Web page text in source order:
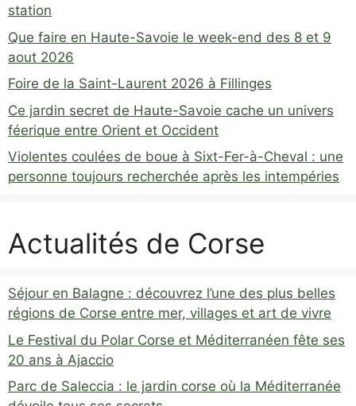
station
Que faire en Haute-Savoie le week-end des 8 et 9
aout 2026
Foire de la Saint-Laurent 2026 à Fillinges
Ce jardin secret de Haute-Savoie cache un univers
féerique entre Orient et Occident
Violentes coulées de boue à Sixt-Fer-à-Cheval : une
personne toujours recherchée après les intempéries
Actualités de Corse
Séjour en Balagne : découvrez l’une des plus belles
régions de Corse entre mer, villages et art de vivre
Le Festival du Polar Corse et Méditerranéen fête ses
20 ans à Ajaccio
Parc de Saleccia : le jardin corse où la Méditerranée